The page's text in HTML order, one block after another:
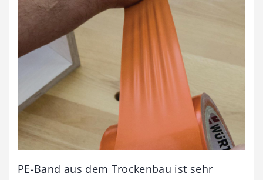
PE-Band aus dem Trockenbau ist sehr